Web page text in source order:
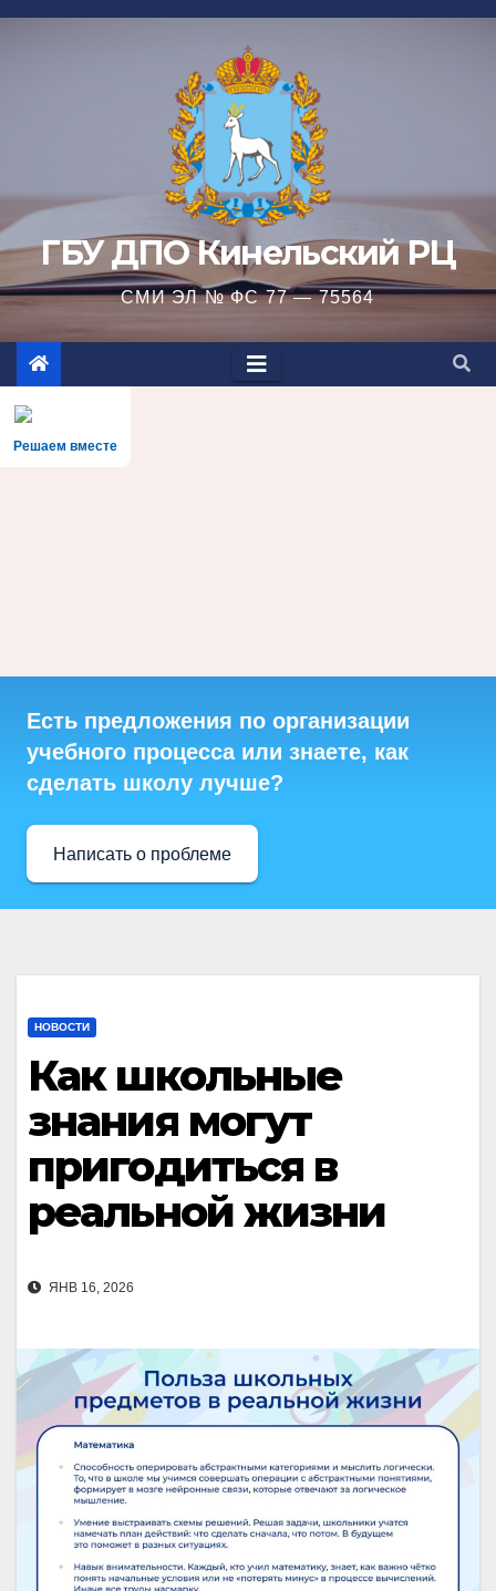
Перейти
ГБУ ДПО Кинельский РЦ
СМИ ЭЛ № ФС 77 — 75564
Решаем вместе
Есть предложения по организации
учебного процесса или знаете, как
сделать школу лучше?
Написать о проблеме
НОВОСТИ
Как школьные
знания могут
пригодиться в
реальной жизни
ЯНВ 16, 2026